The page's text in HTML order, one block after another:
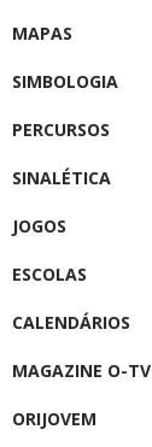
MAPAS
SIMBOLOGIA
PERCURSOS
SINALÉTICA
JOGOS
ESCOLAS
CALENDÁRIOS
MAGAZINE O-TV
ORIJOVEM